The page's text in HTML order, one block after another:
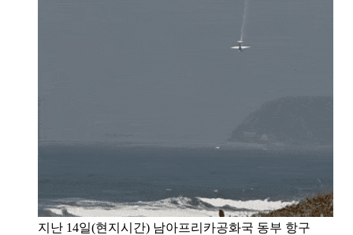
지난 14일(현지시간) 남아프리카공화국 동부 항구